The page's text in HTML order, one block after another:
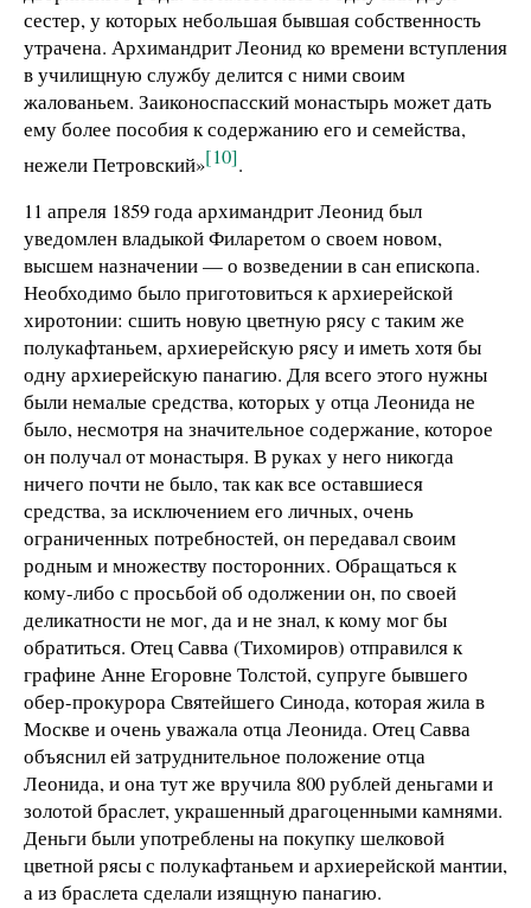
сестер, у которых небольшая бывшая собственность
утрачена. Архимандрит Леонид ко времени вступления
в училищную службу делится с ними своим
жалованьем. Заиконоспасский монастырь может дать
ему более пособия к содержанию его и семейства,
нежели Петровский»[10].
11 апреля 1859 года архимандрит Леонид был
уведомлен владыкой Филаретом о своем новом,
высшем назначении — о возведении в сан епископа.
Необходимо было приготовиться к архиерейской
хиротонии: сшить новую цветную рясу с таким же
полукафтаньем, архиерейскую рясу и иметь хотя бы
одну архиерейскую панагию. Для всего этого нужны
были немалые средства, которых у отца Леонида не
было, несмотря на значительное содержание, которое
он получал от монастыря. В руках у него никогда
ничего почти не было, так как все оставшиеся
средства, за исключением его личных, очень
ограниченных потребностей, он передавал своим
родным и множеству посторонних. Обращаться к
кому-либо с просьбой об одолжении он, по своей
деликатности не мог, да и не знал, к кому мог бы
обратиться. Отец Савва (Тихомиров) отправился к
графине Анне Егоровне Толстой, супруге бывшего
обер-прокурора Святейшего Синода, которая жила в
Москве и очень уважала отца Леонида. Отец Савва
объяснил ей затруднительное положение отца
Леонида, и она тут же вручила 800 рублей деньгами и
золотой браслет, украшенный драгоценными камнями.
Деньги были употреблены на покупку шелковой
цветной рясы с полукафтаньем и архиерейской мантии,
а из браслета сделали изящную панагию.